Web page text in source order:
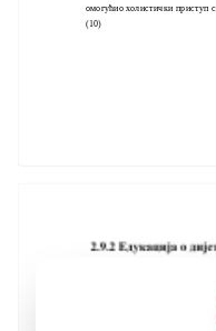
омогућио холистички приступ
(10)